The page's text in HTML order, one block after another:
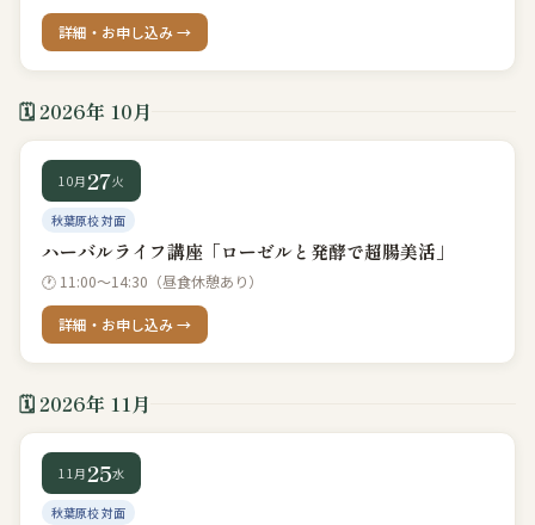
詳細・お申し込み →
🗓 2026年 10月
10月 27火
秋葉原校 対面
ハーバルライフ講座「ローゼルと発酵で超腸美活」
🕐 11:00〜14:30（昼食休憩あり）
詳細・お申し込み →
🗓 2026年 11月
11月 25水
秋葉原校 対面